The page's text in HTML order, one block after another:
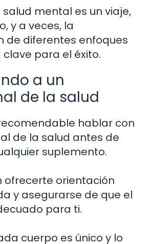
salud mental es un viaje,
y a veces, la
de diferentes enfoques
para el éxito.
a un
de la salud
hablar con
de la salud antes de
suplemento.
ofrecerte orientación
y asegurarse de que el
para ti.
cuerpo es único y lo